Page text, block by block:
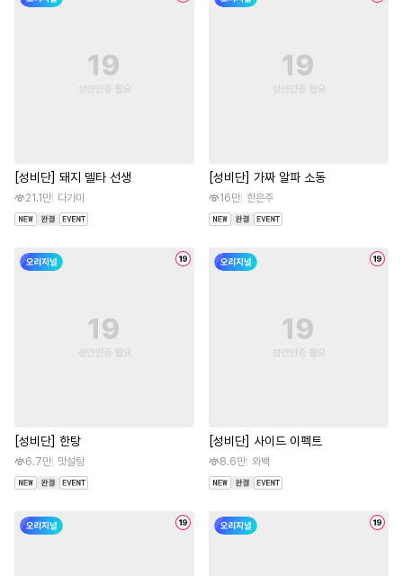
[성비단] 돼지 델타 선생
21.1만 다가마
[성비단] 가짜 알파 소동
16만 한은주
[성비단] 한탕
6.7만 맛설탕
[성비단] 사이드 이펙트
8.6만 와백